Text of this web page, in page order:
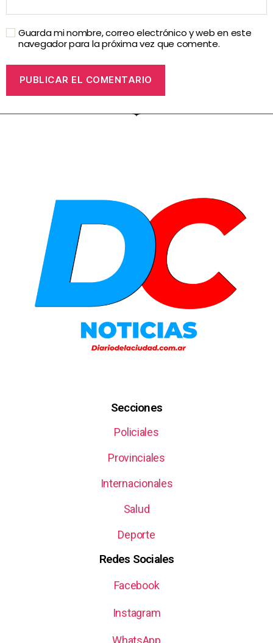
Guarda mi nombre, correo electrónico y web en este
navegador para la próxima vez que comente.
Secciones
Policiales
Provinciales
Internacionales
Salud
Deporte
Redes Sociales
Facebook
Instagram